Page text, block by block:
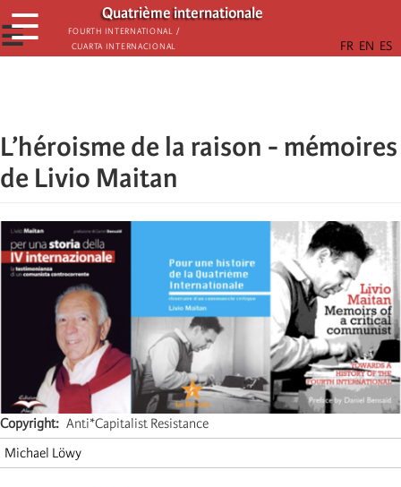
Aller
au
contenu
Quatrième internationale
Fourth International /
Cuarta Internacional
☰
☰
L’héroisme de la raison - mémoires
de Livio Maitan
Copyright
Anti*Capitalist Resistance
Michael Löwy